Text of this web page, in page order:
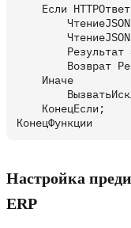
Если
Результат
Возврат
    Иначе
    КонецЕсли;
Настройка
ERP